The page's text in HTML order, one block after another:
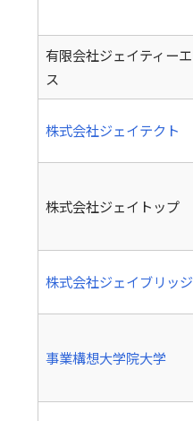
有限会社ジェイティーエ
ス
株式会社ジェイテクト
株式会社ジェイトップ
株式会社ジェイブリッジ
事業構想大学院大学